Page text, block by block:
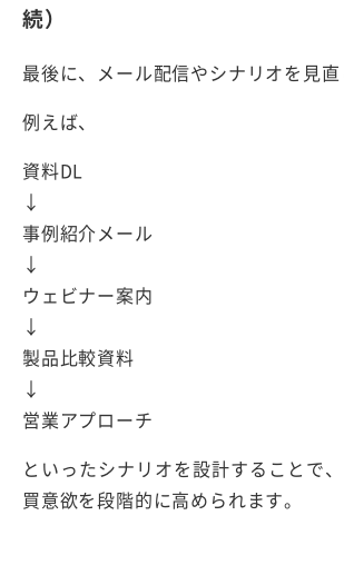
続）
最後に、メール配信やシナリオを見直
例えば、
資料DL
↓
事例紹介メール
↓
ウェビナー案内
↓
製品比較資料
↓
営業アプローチ
といったシナリオを設計することで
買意欲を段階的に高められます。